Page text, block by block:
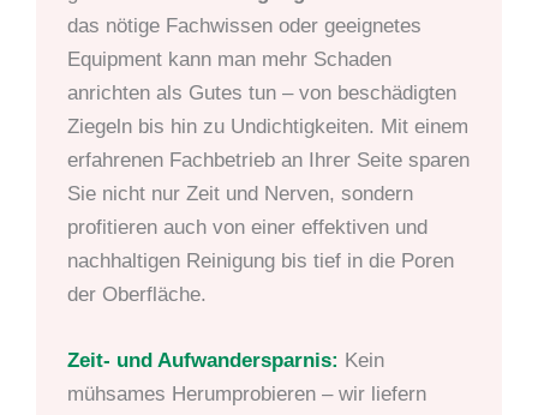
das nötige Fachwissen oder geeignetes
Equipment kann man mehr Schaden
anrichten als Gutes tun – von beschädigten
Ziegeln bis hin zu Undichtigkeiten. Mit einem
erfahrenen Fachbetrieb an Ihrer Seite sparen
Sie nicht nur Zeit und Nerven, sondern
profitieren auch von einer effektiven und
nachhaltigen Reinigung bis tief in die Poren
der Oberfläche.
Zeit- und Aufwandersparnis: Kein
mühsames Herumprobieren – wir liefern